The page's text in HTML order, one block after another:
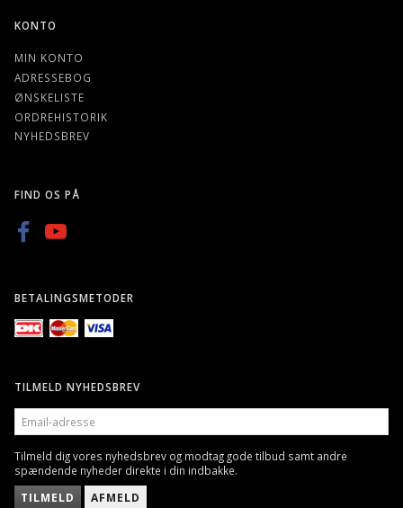
KONTO
MIN KONTO
ADRESSEBOG
ØNSKELISTE
ORDREHISTORIK
NYHEDSBREV
FIND OS PÅ
BETALINGSMETODER
TILMELD NYHEDSBREV
EMAIL-
ADRESSE
Tilmeld dig vores nyhedsbrev og modtag gode tilbud samt andre
spændende nyheder direkte i din indbakke.
TILMELD AFMELD